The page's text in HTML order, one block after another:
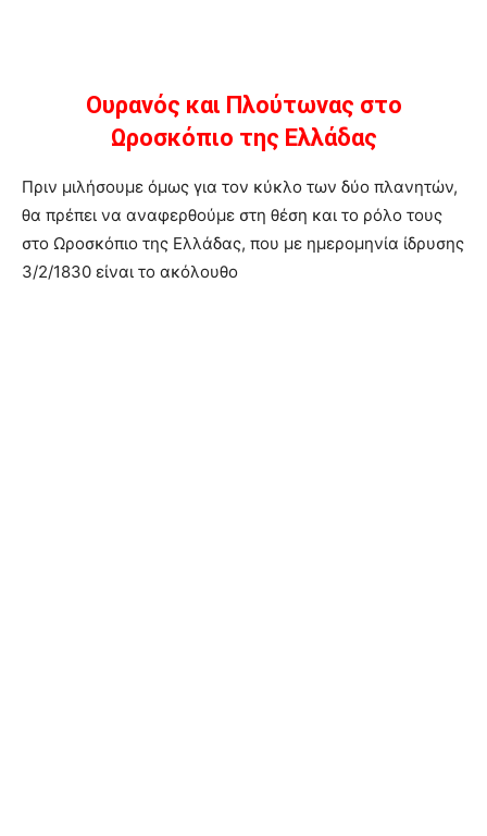
Ουρανός και Πλούτωνας στο
Ωροσκόπιο της Ελλάδας
Πριν μιλήσουμε όμως για τον κύκλο των δύο πλανητών,
θα πρέπει να αναφερθούμε στη θέση και το ρόλο τους
στο Ωροσκόπιο της Ελλάδας, που με ημερομηνία ίδρυσης
3/2/1830 είναι το ακόλουθο